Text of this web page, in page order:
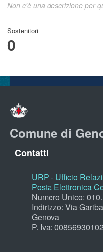
Non c'è una descrizione per
Sostenitori
0
Comune di
Contatti
URP - Ufficio
Posta Elettronica
Numero Unico:
Indirizzo: Via
Genova
P. Iva: 00856930102